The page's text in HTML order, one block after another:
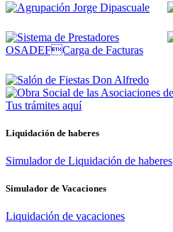
Tus trámites aquí
Liquidación de haberes
Simulador de Liquidación de haberes
Simulador de Vacaciones
Liquidación de vacaciones